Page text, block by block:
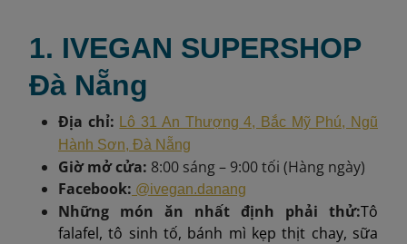
1. IVEGAN SUPERSHOP
Đà Nẵng
Địa chỉ:
Lô 31 An Thượng 4, Bắc Mỹ Phú, Ngũ
Hành Sơn, Đà Nẵng
Giờ mở cửa: 8:00 sáng – 9:00 tối (Hàng ngày)
Facebook: @ivegan.danang
Những món ăn nhất định phải thử:Tô
falafel, tô sinh tố, bánh mì kẹp thịt chay, sữa